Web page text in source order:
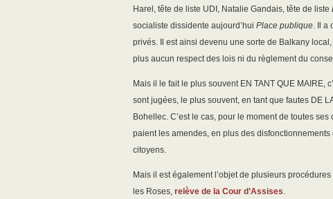
Harel, tête de liste UDI, Natalie Gandais, tête de liste
socialiste dissidente aujourd’hui Place publique. Il a
privés. Il est ainsi devenu une sorte de Balkany
plus aucun respect des lois ni du règlement du
Mais il le fait le plus souvent EN TANT QUE MAIRE,
sont jugées, le plus souvent, en tant que fautes DE
Bohellec. C’est le cas, pour le moment de toutes
paient les amendes, en plus des
citoyens.
Mais il est également l’objet de plusieurs
les Roses, relève de la Cour d’Assises.